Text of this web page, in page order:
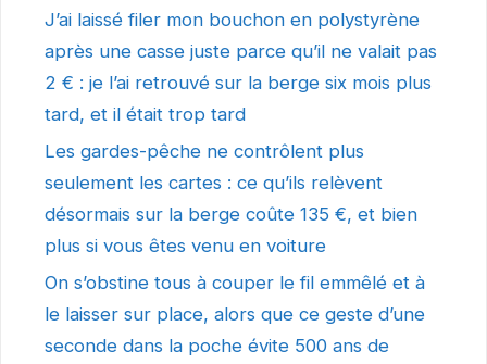
J’ai laissé filer mon bouchon en polystyrène
après une casse juste parce qu’il ne valait pas
2 € : je l’ai retrouvé sur la berge six mois plus
tard, et il était trop tard
Les gardes-pêche ne contrôlent plus
seulement les cartes : ce qu’ils relèvent
désormais sur la berge coûte 135 €, et bien
plus si vous êtes venu en voiture
On s’obstine tous à couper le fil emmêlé et à
le laisser sur place, alors que ce geste d’une
seconde dans la poche évite 500 ans de